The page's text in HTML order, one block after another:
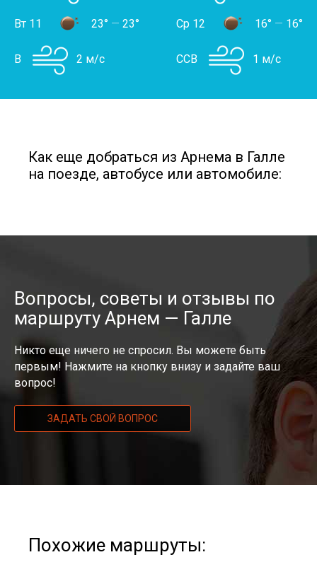
Вт 11 23° — 23°
В 2 м/с
Ср 12 16° — 16°
ССВ 1 м/с
Как еще добраться из Арнема в Галле
на поезде, автобусе или автомобиле:
Вопросы, советы и отзывы по
маршруту Арнем — Галле
Никто еще ничего не спросил. Вы можете быть
первым! Нажмите на кнопку внизу и задайте ваш
вопрос!
ЗАДАТЬ СВОЙ ВОПРОС
Похожие маршруты: